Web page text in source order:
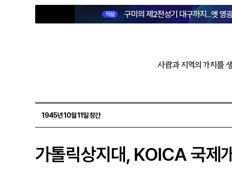
직설 구미의 제2전성기 대구까지...옛 영
사람과 지역의 가치를
1945년 10월 11일 창간
가톨릭상지대, KOICA 국제